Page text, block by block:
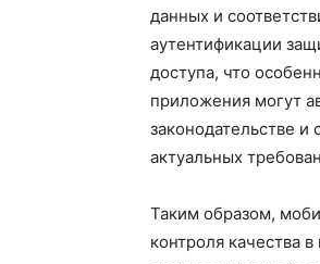
данных и
аутентификации
доступа, что
приложения могут
законодательстве и
актуальных
Таким образом,
контроля качества